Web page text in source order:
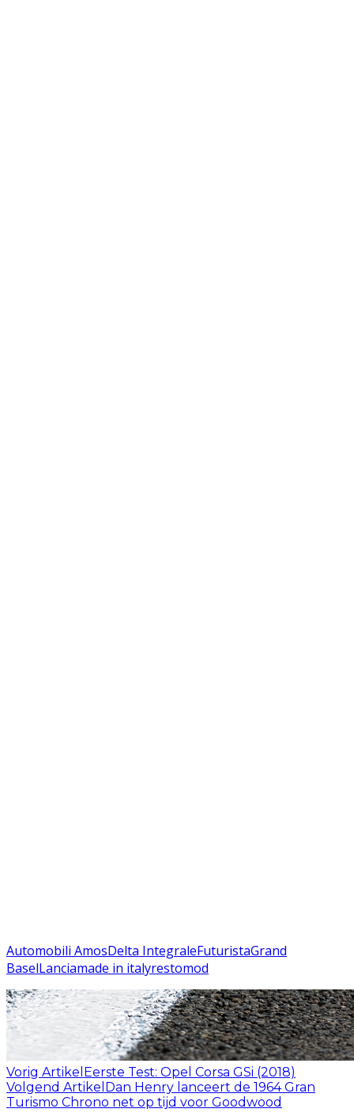
Automobili AmosDelta IntegraleFuturistaGrand
BaselLanciamade in italyrestomod
Vorig Artikel Eerste Test: Opel Corsa GSi (2018)
Volgend Artikel Dan Henry lanceert de 1964 Gran
Turismo Chrono net op tijd voor Goodwood